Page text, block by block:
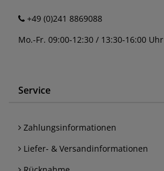
+49 (0)241 8869088
Mo.-Fr. 09:00-12:30 / 13:30-16:00 Uhr
Service
Zahlungsinformationen
Liefer- & Versandinformationen